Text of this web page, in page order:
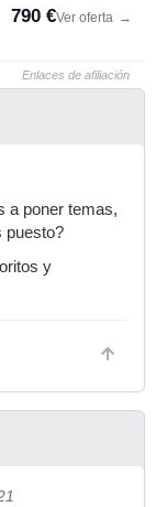
790 €Ver oferta →
Enlaces de afiliación
a poner temas,
puesto?
y